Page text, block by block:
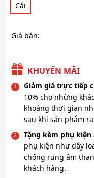
Cái
Giá bán:
KHUYẾN MÃI
Giảm giá trực tiếp
10% cho những
khoảng thời gian
sau khi sản phẩm
Tặng kèm phụ kiện
phụ kiện như dây
chống rung âm
khách hàng.